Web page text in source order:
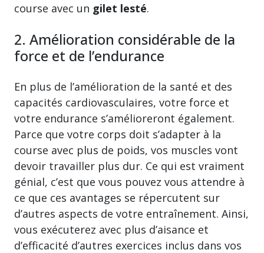
course avec un gilet lesté.
2. Amélioration considérable de la
force et de l’endurance
En plus de l’amélioration de la santé et des
capacités cardiovasculaires, votre force et
votre endurance s’amélioreront également.
Parce que votre corps doit s’adapter à la
course avec plus de poids, vos muscles vont
devoir travailler plus dur. Ce qui est vraiment
génial, c’est que vous pouvez vous attendre à
ce que ces avantages se répercutent sur
d’autres aspects de votre entraînement. Ainsi,
vous exécuterez avec plus d’aisance et
d’efficacité d’autres exercices inclus dans vos